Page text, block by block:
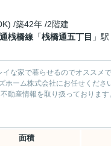
/築42年 /2階建
桟橋線 「桟橋通五丁目 」
イな家で暮らせるのでオススメ
ーム株式会社にお任せくださ
動産情報を取り扱っております
面積